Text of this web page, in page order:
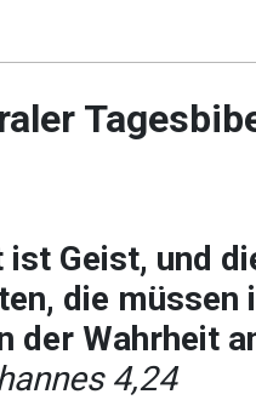
ist Geist, und
die müssen
der Wahrheit
4,24